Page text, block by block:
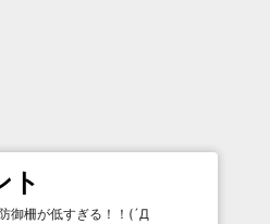
ト
御柵が低すぎる！！(´Д